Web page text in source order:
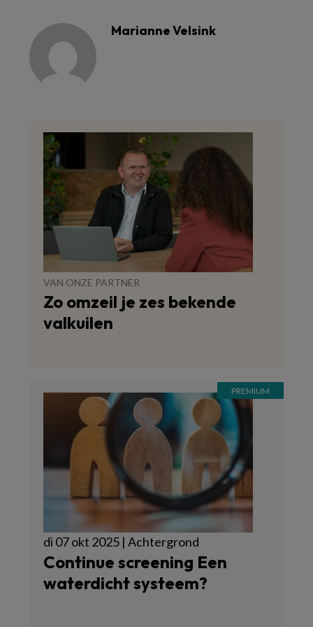
Marianne Velsink
VAN ONZE PARTNER
Zo omzeil je zes bekende
valkuilen
di 07 okt 2025 | Achtergrond
Continue screening Een
waterdicht systeem?